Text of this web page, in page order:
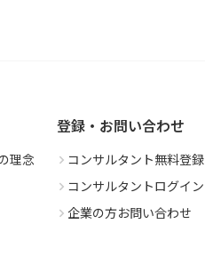
理念
登録・お問い合わせ
コンサルタント無料登録
コンサルタントログイン
企業の方お問い合わせ